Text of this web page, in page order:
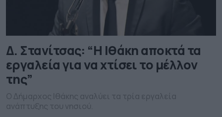
Δ. Στανίτσας: “Η Ιθάκη αποκτά τα
εργαλεία για να χτίσει το μέλλον
της”